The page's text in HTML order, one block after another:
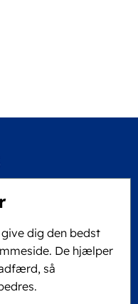
dig den bedst
De hjælper
så